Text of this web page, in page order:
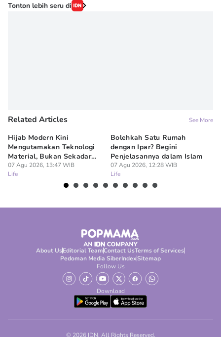
Tonton lebih seru di
Related Articles See More
Hijab Modern Kini
Mengutamakan Teknologi
Material, Bukan Sekadar
Model
07 Agu 2026, 13:47 WIB
Life
Bolehkah Satu Rumah
dengan Ipar? Begini
Penjelasannya dalam Islam
07 Agu 2026, 12:28 WIB
Life
About UsEditorial TeamContact UsTerms of Services
Pedoman Media SiberIndexSitemap
Follow Us
Download
© 2026 IDN. All Rights Reserved.